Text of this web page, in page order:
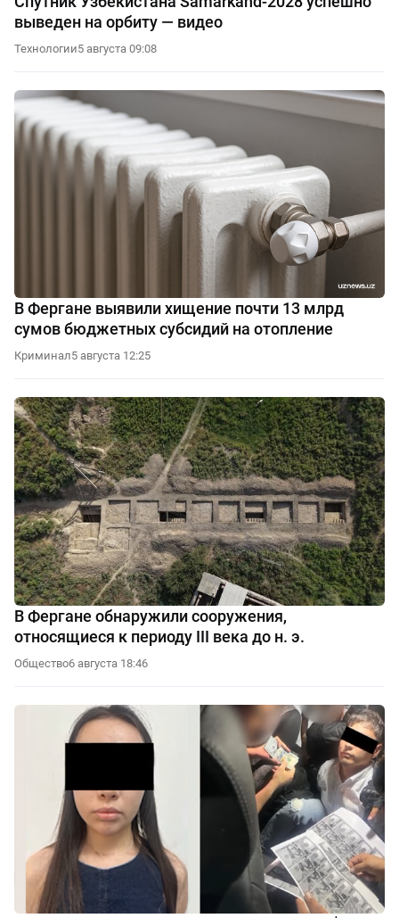
выведен на орбиту — видео
Технологии5 августа 09:08
В Фергане выявили хищение почти 13 млрд
сумов бюджетных субсидий на отопление
Криминал5 августа 12:25
В Фергане обнаружили сооружения,
относящиеся к периоду III века до н. э.
Общество6 августа 18:46